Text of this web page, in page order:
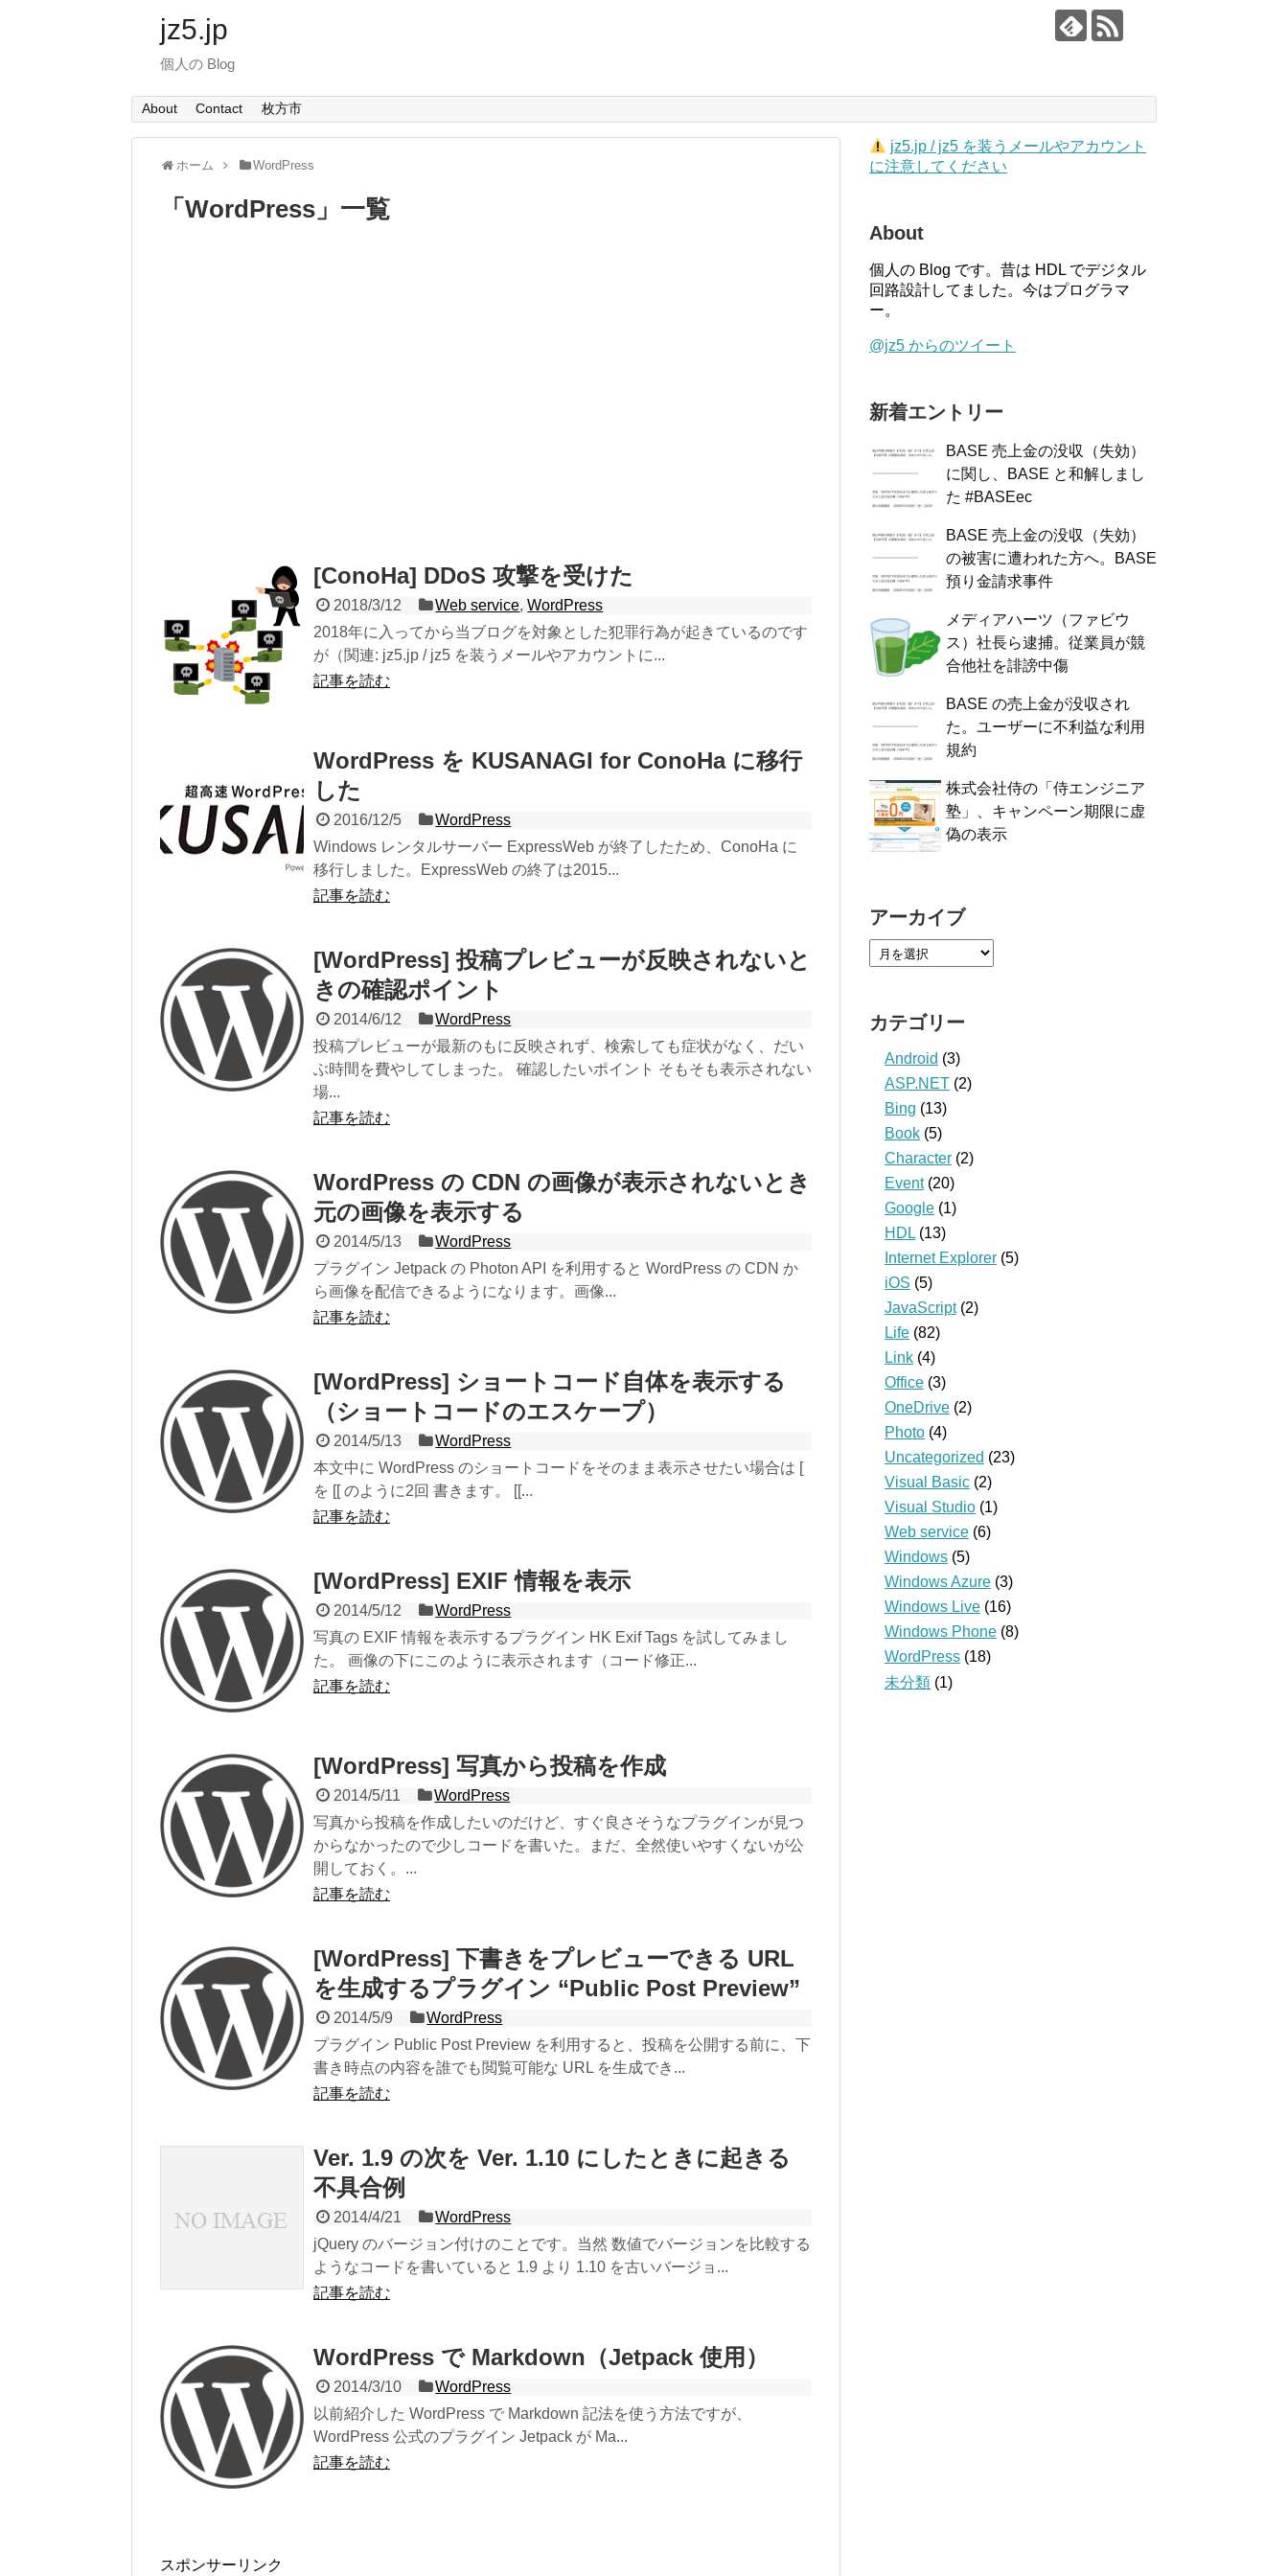
jz5.jp
個人の Blog
About Contact 枚方市
ホーム WordPress
「 WordPress 」 一覧
[ConoHa] DDoS 攻撃を受けた
2018/3/12 Web service,WordPress
2018年に入ってから当ブログを対象とした犯罪行為が起きているのです
が（関連: jz5.jp / jz5 を装うメールやアカウントに...
記事を読む
WordPress を KUSANAGI for ConoHa に移行
した
2016/12/5
WordPress
Windows レンタルサーバー ExpressWeb が終了したため、ConoHa に
移行しました。ExpressWeb の終了は2015...
記事を読む
[WordPress] 投稿プレビューが反映されないと
きの確認ポイント
2014/6/12
WordPress
投稿プレビューが最新のもに反映されず、検索しても症状がなく、だい
ぶ時間を費やしてしまった。 確認したいポイント そもそも表示されない
場...
記事を読む
WordPress の CDN の画像が表示されないとき
元の画像を表示する
2014/5/13
WordPress
プラグイン Jetpack の Photon API を利用すると WordPress の CDN か
ら画像を配信できるようになります。画像...
記事を読む
[WordPress] ショートコード自体を表示する
（ショートコードのエスケープ）
2014/5/13
WordPress
本文中に WordPress のショートコードをそのまま表示させたい場合は [
を [[ のように2回 書きます。 [[...
記事を読む
[WordPress] EXIF 情報を表示
2014/5/12
WordPress
写真の EXIF 情報を表示するプラグイン HK Exif Tags を試してみまし
た。 画像の下にこのように表示されます（コード修正...
記事を読む
[WordPress] 写真から投稿を作成
2014/5/11
WordPress
写真から投稿を作成したいのだけど、すぐ良さそうなプラグインが見つ
からなかったので少しコードを書いた。まだ、全然使いやすくないが公
開しておく。...
記事を読む
[WordPress] 下書きをプレビューできる URL
を生成するプラグイン “Public Post Preview”
2014/5/9
WordPress
プラグイン Public Post Preview を利用すると、投稿を公開する前に、下
書き時点の内容を誰でも閲覧可能な URL を生成でき...
記事を読む
Ver. 1.9 の次を Ver. 1.10 にしたときに起きる
不具合例
2014/4/21
WordPress
jQuery のバージョン付けのことです。当然 数値でバージョンを比較する
ようなコードを書いていると 1.9 より 1.10 を古いバージョ...
記事を読む
WordPress で Markdown（Jetpack 使用）
2014/3/10
WordPress
以前紹介した WordPress で Markdown 記法を使う方法ですが、
WordPress 公式のプラグイン Jetpack が Ma...
記事を読む
スポンサーリンク
jz5.jp / jz5 を装うメールやアカウント
に注意してください
About
個人の Blog です。昔は HDL でデジタル
回路設計してました。今はプログラマ
ー。
@jz5 からのツイート
新着エントリー
BASE 売上金の没収（失効）
に関し、BASE と和解しまし
た #BASEec
BASE 売上金の没収（失効）
の被害に遭われた方へ。BASE
預り金請求事件
メディアハーツ（ファビウ
ス）社長ら逮捕。従業員が競
合他社を誹謗中傷
BASE の売上金が没収され
た。ユーザーに不利益な利用
規約
株式会社侍の「侍エンジニア
塾」、キャンペーン期限に虚
偽の表示
アーカイブ
カテゴリー
Android (3)
ASP.NET (2)
Bing (13)
Book (5)
Character (2)
Event(20)
Google (1)
HDL (13)
Internet Explorer (5)
iOS (5)
JavaScript(2)
Life (82)
Link (4)
Office (3)
OneDrive (2)
Photo (4)
Uncategorized (23)
Visual Basic (2)
Visual Studio (1)
Web service (6)
Windows (5)
Windows Azure (3)
Windows Live (16)
Windows Phone (8)
WordPress (18)
未分類 (1)